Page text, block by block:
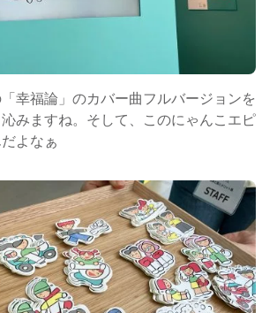
幸福論」のカバー曲フルバージョンを
みますね。そして、このにゃんこエピ
よなぁ